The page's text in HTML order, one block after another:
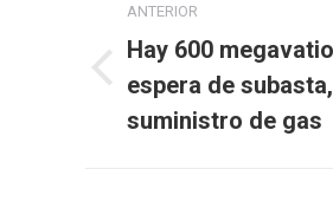
entre
publicaciones
ANTERIOR
Publicación
anterior:
Hay 600
espera de
suministro de gas